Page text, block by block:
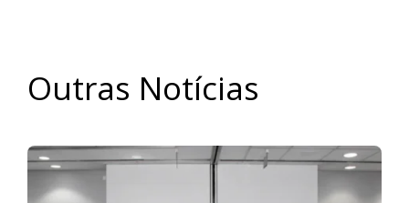
Outras Notícias